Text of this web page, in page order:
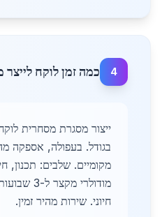
4 כמה זמן לוקח
בגודל. בעפולה, אספקה
מקומיים. שלבים: תכנון,
מודולרי
חיוני. שירות מהיר זמין.